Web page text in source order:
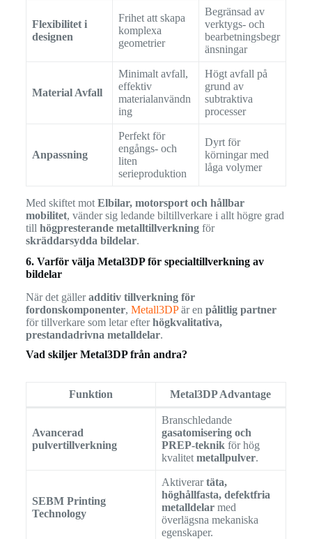
Flexibilitet i
designen
Frihet att skapa
komplexa
geometrier
Begränsad av
verktygs- och
bearbetningsbegr
änsningar
Material Avfall
Minimalt avfall,
effektiv
materialanvändn
ing
Högt avfall på
grund av
subtraktiva
processer
Anpassning
Perfekt för
engångs- och
liten
serieproduktion
Dyrt för
körningar med
låga volymer
Med skiftet mot Elbilar, motorsport och hållbar
mobilitet, vänder sig ledande biltillverkare i allt högre grad
till högpresterande metalltillverkningför
skräddarsydda bildelar.
6. Varför välja Metal3DP för specialtillverkning av
bildelar
När det gälleradditiv tillverkning för
fordonskomponenter, Metall3DPär en pålitlig partner
för tillverkare som letar efterhögkvalitativa,
prestandadrivna metalldelar.
Vad skiljer Metal3DP från andra?
Funktion Metal3DP Advantage
Avancerad
pulvertillverkning
Branschledande
gasatomisering och
PREP-teknikför hög
kvalitet metallpulver.
SEBM Printing
Technology
Aktiverartäta,
höghållfasta, defektfria
metalldelarmed
överlägsna mekaniska
egenskaper.